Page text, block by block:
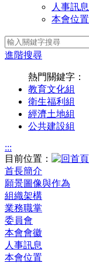
人事訊息
本會位置
進階搜尋
熱門關鍵字：
教育文化組
衛生福利組
經濟土地組
公共建設組
:::
目前位置：
首長簡介
願景圖像與作為
組織架構
業務職掌
委員會
本會會徽
人事訊息
本會位置